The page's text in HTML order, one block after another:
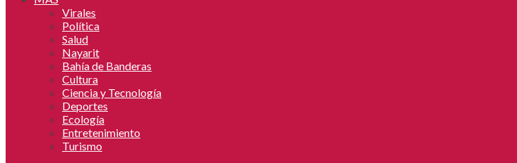
Virales
Política
Salud
Nayarit
Bahía de Banderas
Cultura
Ciencia y Tecnología
Deportes
Ecología
Entretenimiento
Turismo